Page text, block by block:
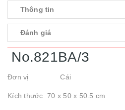
Thông tin
Đánh giá
No.821BA/3
Đơn vị Cái
Kích thước 70 x 50 x 50.5 cm